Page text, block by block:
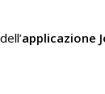
applicazione